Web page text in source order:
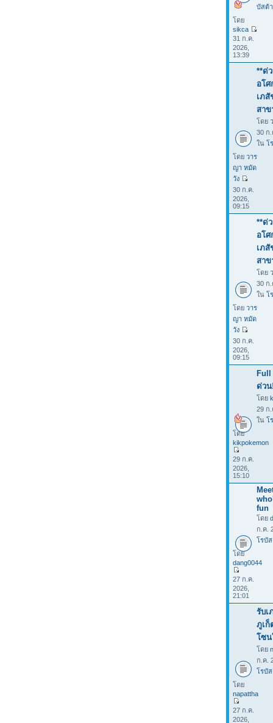
บัสต้า
โดย
sikca
31 ก.ค.
2026,
13:39
**ด่
อโ
เภสั
สาข
โดย
30 ก.
ใน โ
โดย วาร
ญา หมัด
วัง
30 ก.ค.
2026,
09:15
**ด่
อโ
เภสั
สาข
โดย
30 ก.
ใน โ
โดย วาร
ญา หมัด
วัง
30 ก.ค.
2026,
09:15
Full
ด่ว
โดย
29 ก.
ใน โ
โดย
kikpokemon
29 ก.ค.
2026,
15:10
fun
โดย
ก.ค.
โรบั
โดย
dang0044
27 ก.ค.
2026,
21:01
รับเ
ภูเก็
โซน
โดย
ก.ค.
โรบั
โดย
napattha
27 ก.ค.
2026,